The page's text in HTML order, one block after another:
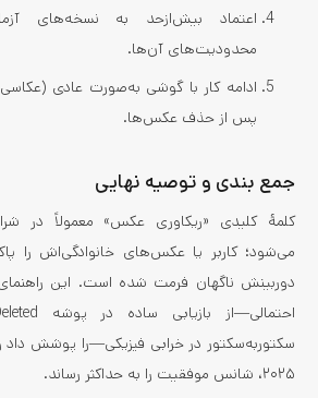
اعتماد بیش‌ازحد به نسخه‌های
محدودیت‌های آن‌ها.
ادامه کار با گوشی به‌صورت عادی
پس از حذف عکس‌ها.
جمع‌ بندی و توصیه نهایی
کلمهٔ کلیدی «ریکاوری عکس» معمولاً در
می‌شود؛ کاربر یا عکس‌های خانوادگی‌اش را
دوربینش ناگهان فرمت شده است. این
سکتوربه‌سکتور در خرابی فیزیکی—را پوشش داد
۲۰۲۵، شانس موفقیت را به حداکثر رساند.